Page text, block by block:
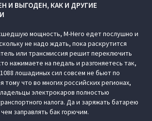
И ВЫГОДЕН, КАК И ДРУГИЕ
мощность, M-Hero едет послушно и
не надо ждать, пока раскрутится
или трансмиссия решит переключить
нажимаете на педаль и разгоняетесь так,
лошадиных сил совсем не бьют по
тому что во многих российских регионах,
электрокаров полностью
налога. Да и заряжать батарею
заправлять бак горючим.